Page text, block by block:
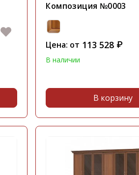
Композиция №0003
Цена: от 113 528 ₽
В наличии
В корзину